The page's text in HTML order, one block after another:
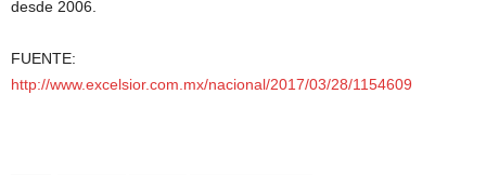
desde 2006.
FUENTE:
http://www.excelsior.com.mx/nacional/2017/03/28/1154609